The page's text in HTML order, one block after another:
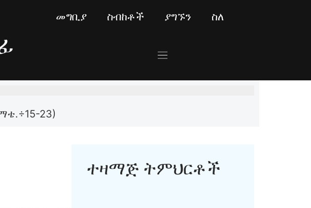
መግቢያ ስብከቶች ያግኙን ስለ
23)
ተዛማጅ ትምህርቶች